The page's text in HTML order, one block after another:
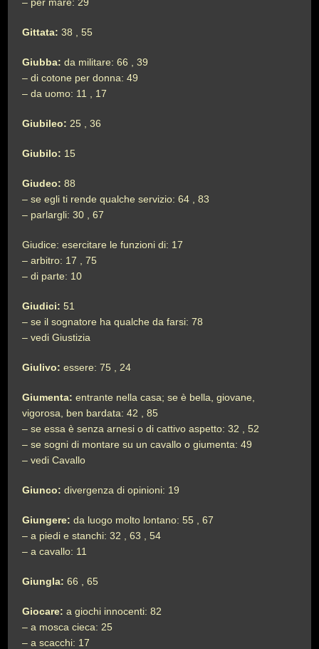
Gittata: 38 , 55
Giubba: da militare: 66 , 39
– di cotone per donna: 49
– da uomo: 11 , 17
Giubileo: 25 , 36
Giubilo: 15
Giudeo: 88
– se egli ti rende qualche servizio: 64 , 83
– parlargli: 30 , 67
Giudice: esercitare le funzioni di: 17
– arbitro: 17 , 75
– di parte: 10
Giudici: 51
– se il sognatore ha qualche da farsi: 78
– vedi Giustizia
Giulivo: essere: 75 , 24
Giumenta: entrante nella casa; se è bella, giovane,
vigorosa, ben bardata: 42 , 85
– se essa è senza arnesi o di cattivo aspetto: 32 , 52
– se sogni di montare su un cavallo o giumenta: 49
– vedi Cavallo
Giunco: divergenza di opinioni: 19
Giungere: da luogo molto lontano: 55 , 67
– a piedi e stanchi: 32 , 63 , 54
– a cavallo: 11
Giungla: 66 , 65
Giocare: a giochi innocenti: 82
– a mosca cieca: 25
– a scacchi: 17